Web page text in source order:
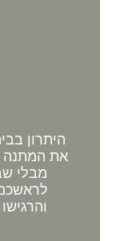
היתרון
את המתנה
מבלי